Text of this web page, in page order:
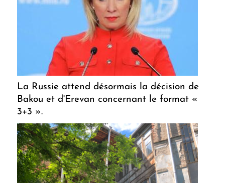
La Russie attend désormais la décision de
Bakou et d'Erevan concernant le format «
3+3 ».